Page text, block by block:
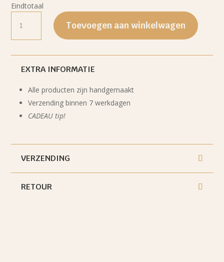
Eindtotaal
Mi
casa
su
oester
ingelijst
cm
zwart
aantal
Toevoegen aan winkelwagen
EXTRA INFORMATIE
Alle producten zijn handgemaakt
Verzending binnen 7 werkdagen
CADEAU tip!
VERZENDING
RETOUR